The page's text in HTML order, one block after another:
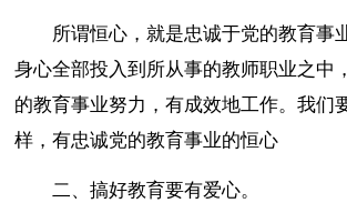
所谓恒心，就是忠诚于党的教育事
身心全部投入到所从事的教师职业之中
的教育事业努力，有成效地工作。我们
样，有忠诚党的教育事业的恒心
二、搞好教育要有爱心。